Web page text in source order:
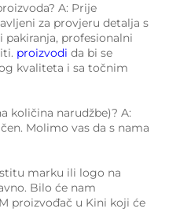
A: Prije
za provjeru detalja s
profesionalni
proizvodi da bi se
kvaliteta i sa točnim
količina narudžbe)? A:
Molimo vas da s nama
marku ili logo na
Bilo će nam
proizvođač u Kini koji će